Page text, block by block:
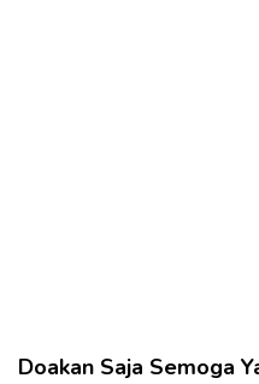
Doakan Saja Semoga